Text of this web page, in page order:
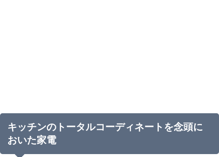
キッチンのトータルコーディネートを念頭に
おいた家電